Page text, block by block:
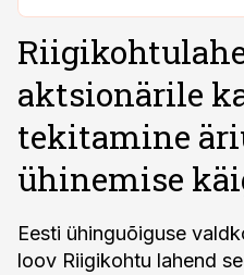
aktsionärile
tekitamine
ühinemise
Eesti ühinguõiguse
loov Riigikohtu lahend